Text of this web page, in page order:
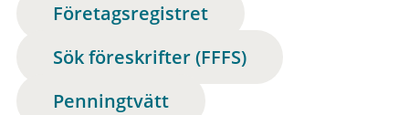
Företagsregistret
Sök föreskrifter (FFFS)
Penningtvätt